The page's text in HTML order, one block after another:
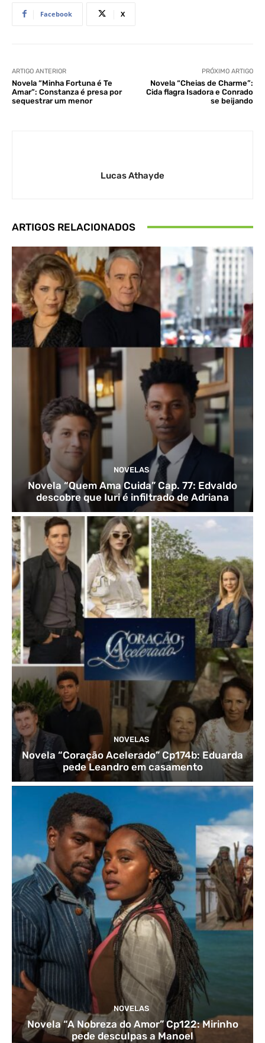
Facebook X
ARTIGO ANTERIOR
Novela “Minha Fortuna é Te
Amar”: Constanza é presa por
sequestrar um menor
PRÓXIMO ARTIGO
Novela “Cheias de Charme”:
Cida flagra Isadora e Conrado
se beijando
Lucas Athayde
ARTIGOS RELACIONADOS
NOVELAS
Novela “Quem Ama Cuida” Cap. 77: Edvaldo
descobre que Iuri é infiltrado de Adriana
NOVELAS
Novela “Coração Acelerado” Cp174b: Eduarda
pede Leandro em casamento
NOVELAS
Novela “A Nobreza do Amor” Cp122: Mirinho
pede desculpas a Manoel